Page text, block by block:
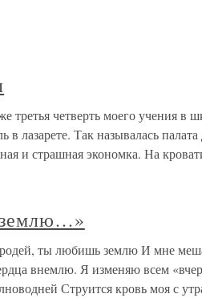
четверть моего учения в
лазарете. Так называлась
и страшная экономка. На
ты любишь землю И мне
внемлю. Я изменяю всем
Струится кровь моя с